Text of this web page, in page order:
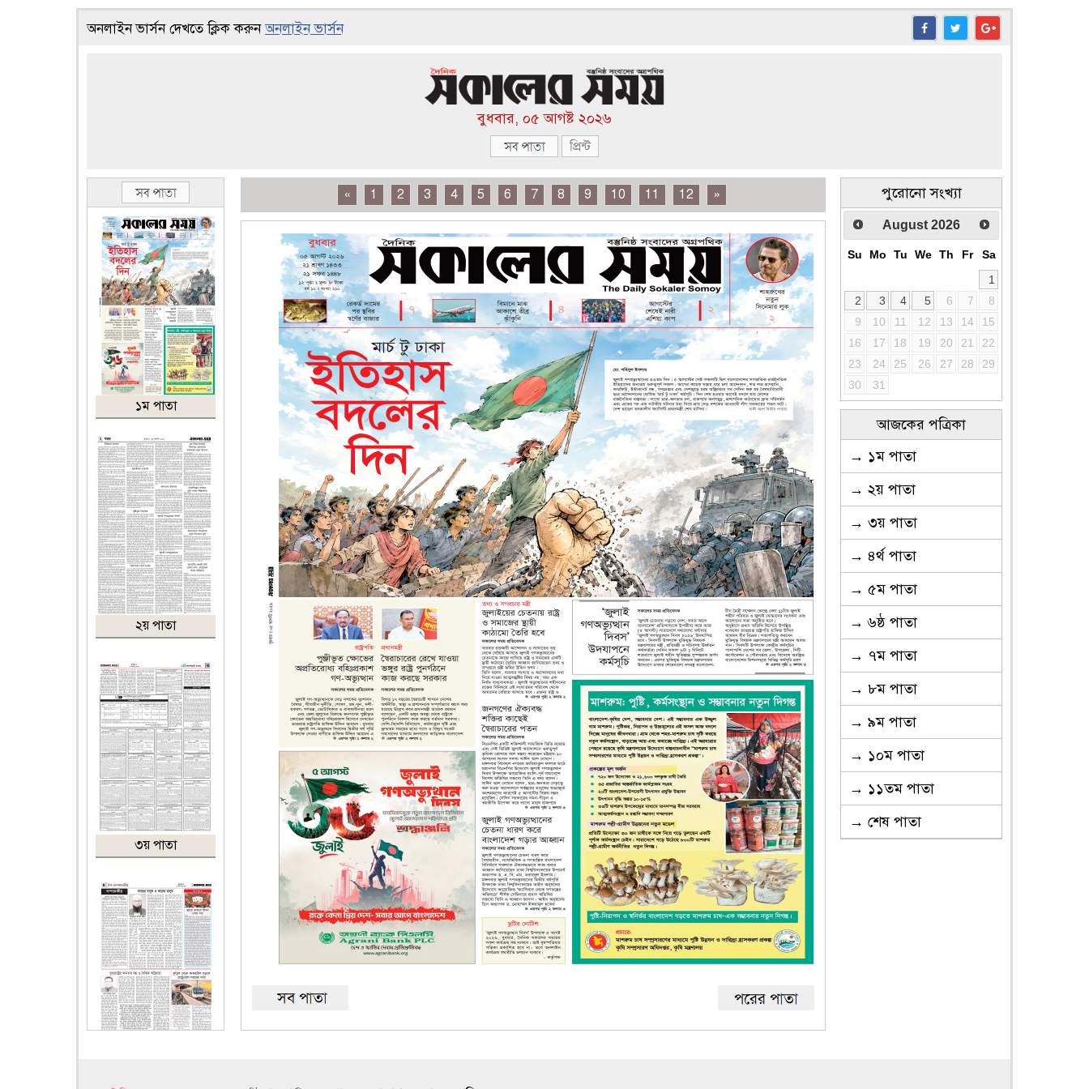
অনলাইন ভার্সন দেখতে ক্লিক করুনঅনলাইন ভার্সন
বুধবার, ০৫ আগষ্ট ২০২৬
১ম পাতা
২য় পাতা
৩য় পাতা
« 1 2 3 4 5 6 7 8 9 10 11 12 » পুরোনো সংখ্যা
August 2026
Su Mo Tu We Th Fr
Sa
1
2
3 4 5 6 7
8
9
10 11 12 13 14
15
16
17 18 19 20 21
22
23
24 25 26 27 28
29
30
31
আজকের পত্রিকা
→ ১ম পাতা
→ ২য় পাতা
→ ৩য় পাতা
→ ৪র্থ পাতা
→ ৫ম পাতা
→ ৬ষ্ঠ পাতা
→ ৭ম পাতা
→ ৮ম পাতা
→ ৯ম পাতা
→ ১০ম পাতা
→ ১১তম পাতা
→ শেষ পাতা